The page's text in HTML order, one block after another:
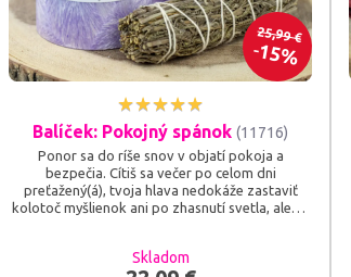
25,99 €
15%
Balíček: Pokojný spánok (11716)
Ponor sa do ríše snov v objatí pokoja a
bezpečia. Cítiš sa večer po celom dni
preťažený(á), tvoja hlava nedokáže zastaviť
kolotoč myšlienok ani po zhasnutí svetla, alebo
oddýchnutý(á)? Balíček Pokojný spánok je
Skladom